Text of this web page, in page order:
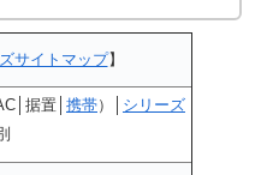
サイトマップ】
据置│ 携帯）│ シリーズ